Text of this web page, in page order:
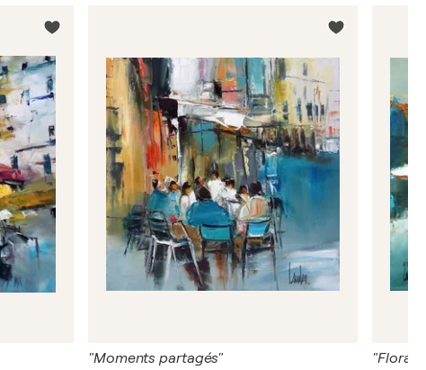
"Moments partagés"